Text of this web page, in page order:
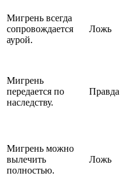
Мигрень всегда
сопровождается
аурой.
Ложь
Мигрень
передается по
наследству.
Правда
Мигрень можно
вылечить
полностью.
Ложь